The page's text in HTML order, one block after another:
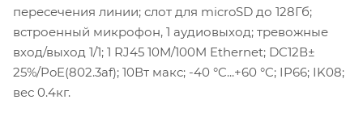
пересечения линии; слот для microSD до 128Гб;
встроенный микрофон, 1 аудиовыход; тревожные
вход/выход 1/1; 1 RJ45 10M/100M Ethernet; DC12В±
25%/PoE(802.3af); 10Вт макс; -40 °C...+60 °C; IP66; IK08;
вес 0.4кг.